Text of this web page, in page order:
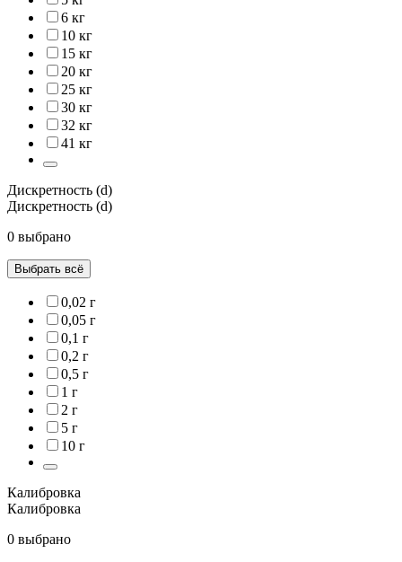
6 кг
10 кг
15 кг
20 кг
25 кг
30 кг
32 кг
41 кг
Дискретность (d)
Дискретность (d)
0 выбрано
Выбрать всё
0,02 г
0,05 г
0,1 г
0,2 г
0,5 г
1 г
2 г
5 г
10 г
Калибровка
Калибровка
0 выбрано